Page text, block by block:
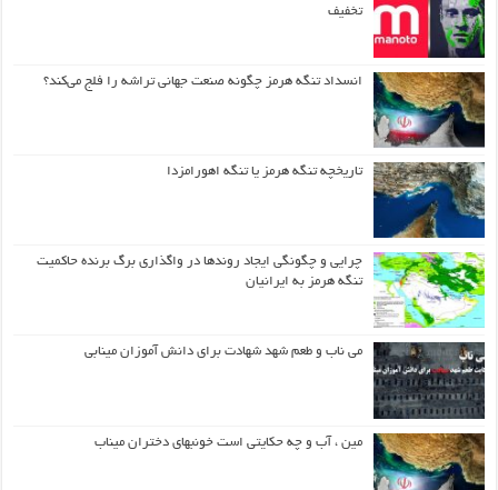
تخفیف
انسداد تنگه هرمز چگونه صنعت جهانی تراشه را فلج می‌کند؟
تاریخچه تنگه هرمز یا تنگه اهورامزدا
چرایی و چگونگی ایجاد روندها در واگذاری برگ برنده حاکمیت
تنگه هرمز به ایرانیان
می ناب و طعم شهد شهادت برای دانش آموزان مینابی
مین ، آب و چه حکایتی است خونبهای دختران میناب